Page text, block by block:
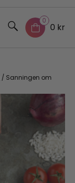
0
0 kr
/ Sanningen om